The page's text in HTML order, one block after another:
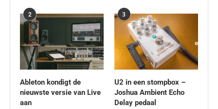
2
Ableton kondigt de
nieuwste versie van Live
aan
3
U2 in een stompbox –
Joshua Ambient Echo
Delay pedaal